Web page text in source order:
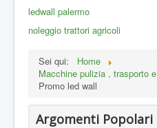
ledwall palermo
noleggio trattori agricoli
Sei qui:
Home
Macchine pulizia , trasporto
Promo led wall
Argomenti Popolari